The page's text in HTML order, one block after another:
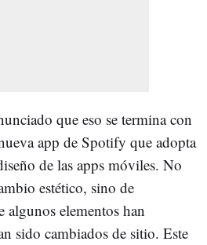
que eso se termina con
app de Spotify que adopta
de las apps móviles. No
estético, sino de
algunos elementos han
sido cambiados de sitio. Este